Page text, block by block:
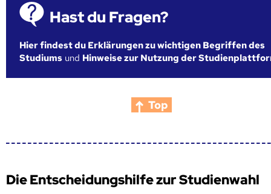
Hast du Fragen?
Hier findest du Erklärungen zu wichtigen Begriffen des
Studiums und Hinweise zur Nutzung der
Top
Die Entscheidungshilfe zur Studienwahl